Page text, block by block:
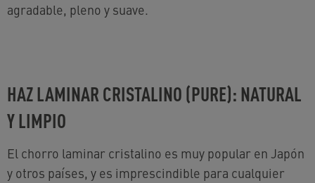
agradable, pleno y suave.
HAZ LAMINAR CRISTALINO (PURE): NATURAL
Y LIMPIO
El chorro laminar cristalino es muy popular en Japón
y otros países, y es imprescindible para cualquier